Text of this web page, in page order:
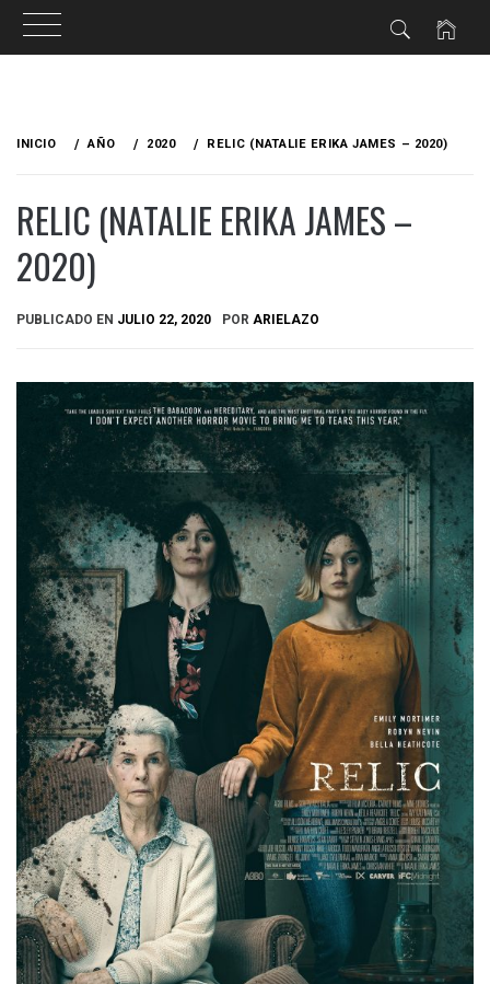
INICIO AÑO 2020 RELIC (NATALIE ERIKA JAMES – 2020)
RELIC (NATALIE ERIKA JAMES –
2020)
PUBLICADO EN JULIO 22, 2020 POR ARIELAZO